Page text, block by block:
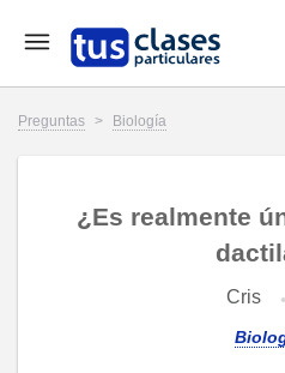
Preguntas > Biología
¿Es realmente
Cris